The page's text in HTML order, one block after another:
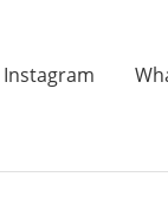
Instagram